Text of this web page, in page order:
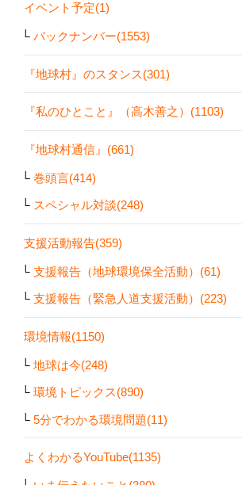
イベント予定(1)
バックナンバー(1553)
『地球村』のスタンス(301)
『私のひとこと』（高木善之）(1103)
『地球村通信』(661)
巻頭言(414)
スペシャル対談(248)
支援活動報告(359)
支援報告（地球環境保全活動）(61)
支援報告（緊急人道支援活動）(223)
環境情報(1150)
地球は今(248)
環境トピックス(890)
5分でわかる環境問題(11)
よくわかるYouTube(1135)